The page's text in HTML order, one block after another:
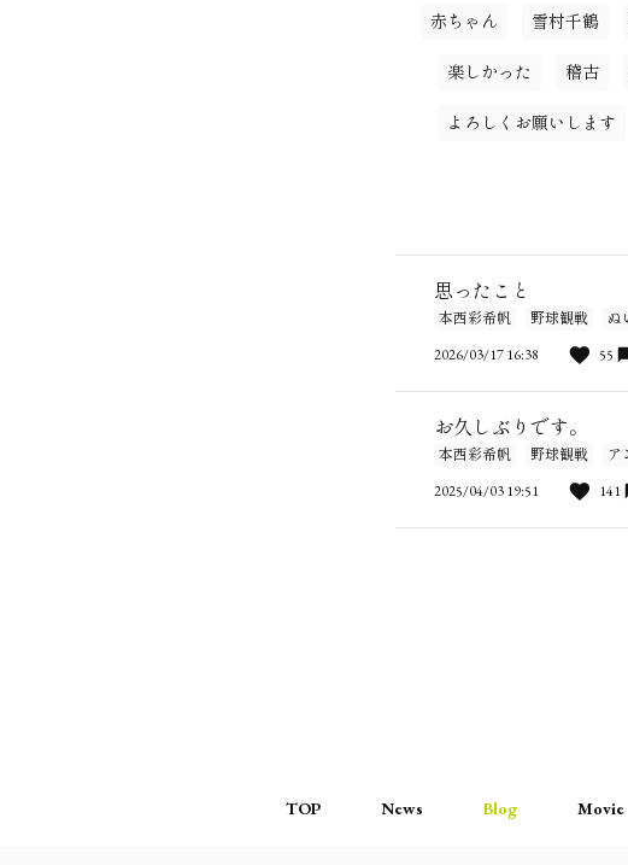
赤ちゃん 雪村千鶴
楽しかった 稽古
よろしくお願いします
思ったこと
本西彩希帆 野球観戦 ぬ
2026/03/17 16:38
55
お久しぶりです。
本西彩希帆 野球観戦 ア
2025/04/03 19:51
141
TOP News Blog Movie